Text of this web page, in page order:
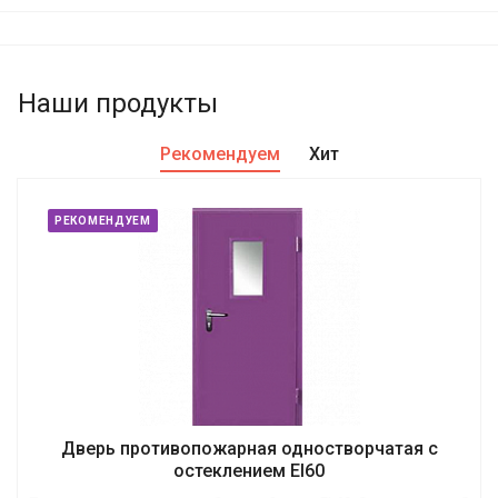
Наши продукты
Рекомендуем Хит
РЕКОМЕНДУЕМ
Дверь противопожарная одностворчатая с
остеклением EI60